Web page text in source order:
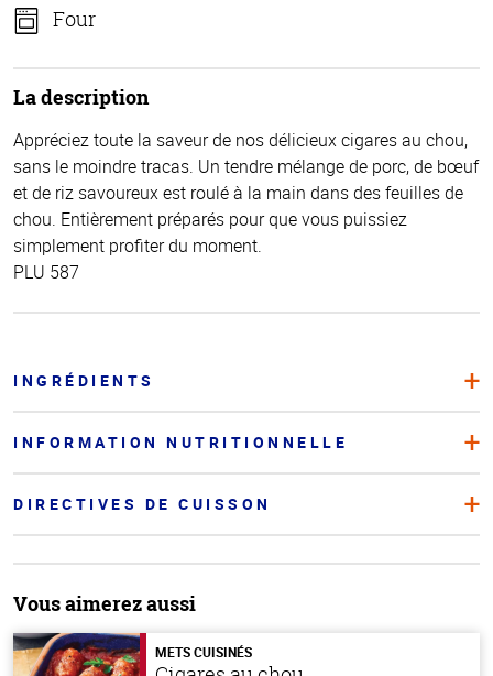
Four
La description
Appréciez toute la saveur de nos délicieux cigares au chou,
sans le moindre tracas. Un tendre mélange de porc, de bœuf
et de riz savoureux est roulé à la main dans des feuilles de
chou. Entièrement préparés pour que vous puissiez
simplement profiter du moment.
PLU 587
INGRÉDIENTS
INFORMATION NUTRITIONNELLE
DIRECTIVES DE CUISSON
Vous aimerez aussi
METS CUISINÉS